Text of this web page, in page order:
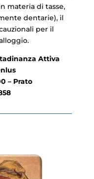
materia di tasse,
dentarie), il
per il
Attiva
– Prato